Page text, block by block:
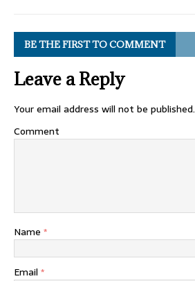
BE THE FIRST TO COMMENT
Leave a Reply
Your email address will not be published.
Comment
Name *
Email *